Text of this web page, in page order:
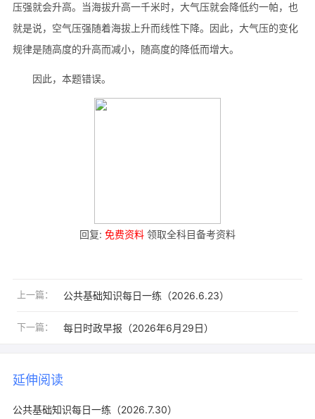
压强就会升高。当海拔升高一千米时，大气压就会降低约一帕，也
就是说，空气压强随着海拔上升而线性下降。因此，大气压的变化
规律是随高度的升高而减小，随高度的降低而增大。
因此，本题错误。
回复: 免费资料 领取全科目备考资料
上一篇： 公共基础知识每日一练（2026.6.23）
下一篇： 每日时政早报（2026年6月29日）
延伸阅读
公共基础知识每日一练（2026.7.30）